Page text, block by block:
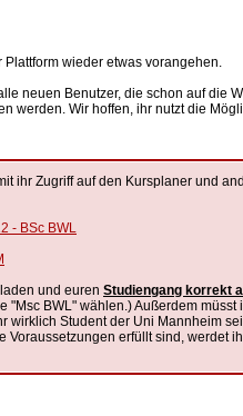
wieder etwas vorangehen.
neuen Benutzer, die schon auf die
werden. Wir hoffen, ihr nutzt die
ihr Zugriff auf den Kursplaner und
- BSc BWL
und euren Studiengang korrekt
"Msc BWL" wählen.) Außerdem müsst
wirklich Student der Uni Mannheim
Voraussetzungen erfüllt sind, werdet